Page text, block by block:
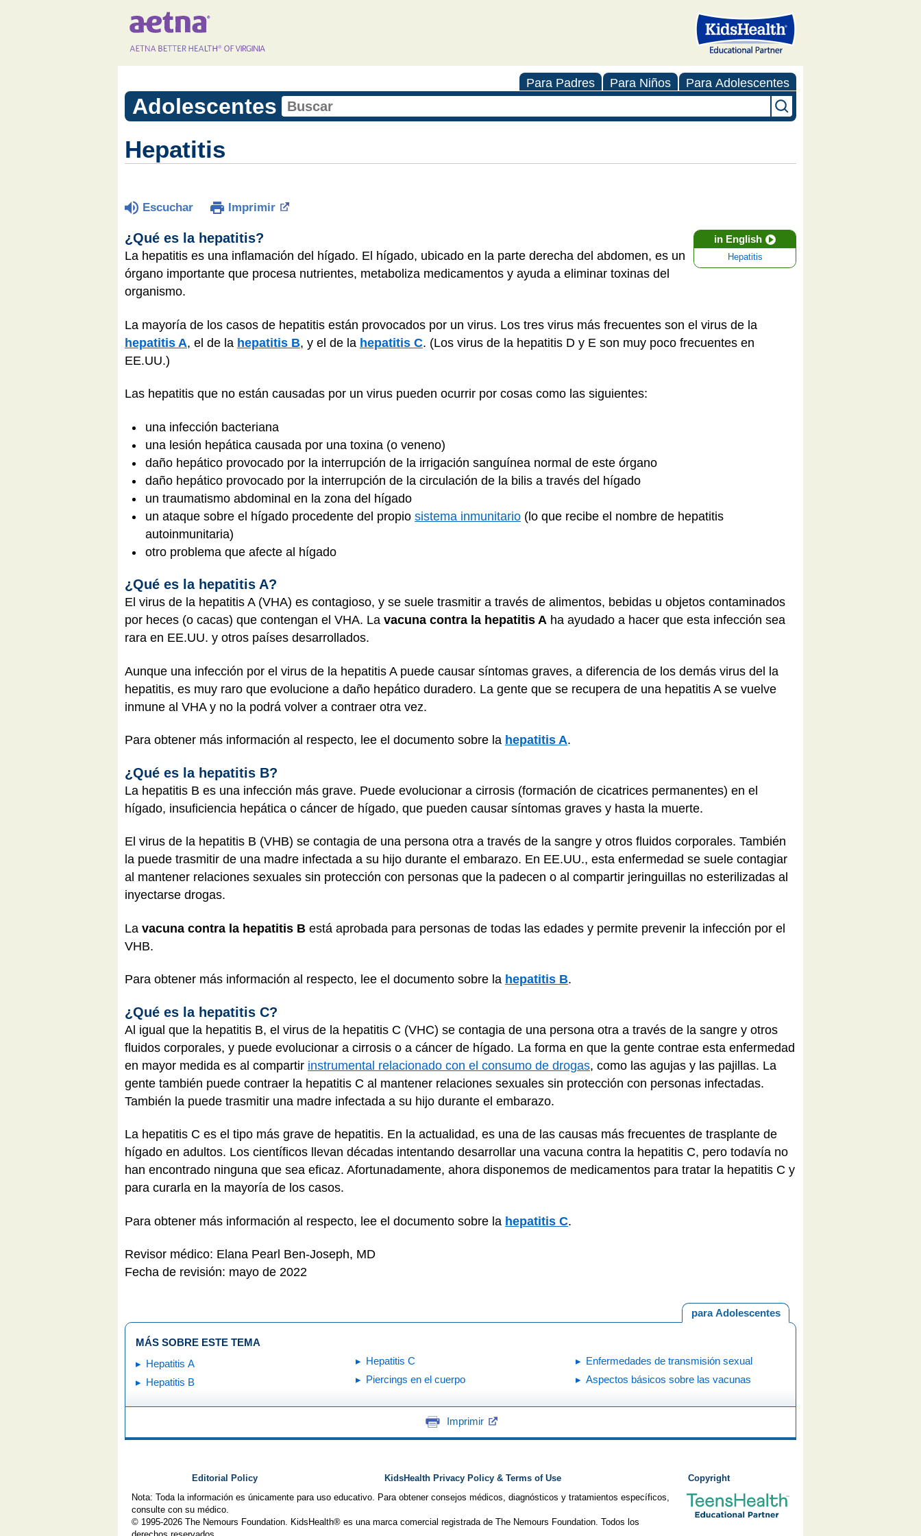
Para Padres Para Niños Para Adolescentes
Adolescentes
Hepatitis
Escuchar Imprimir
in English
Hepatitis
¿Qué es la hepatitis?
La hepatitis es una inflamación del hígado. El hígado, ubicado en la parte derecha del abdomen, es un
órgano importante que procesa nutrientes, metaboliza medicamentos y ayuda a eliminar toxinas del
organismo.
La mayoría de los casos de hepatitis están provocados por un virus. Los tres virus más frecuentes son el virus de la
hepatitis A, el de la hepatitis B, y el de la hepatitis C. (Los virus de la hepatitis D y E son muy poco frecuentes en
EE.UU.)
Las hepatitis que no están causadas por un virus pueden ocurrir por cosas como las siguientes:
una infección bacteriana
una lesión hepática causada por una toxina (o veneno)
daño hepático provocado por la interrupción de la irrigación sanguínea normal de este órgano
daño hepático provocado por la interrupción de la circulación de la bilis a través del hígado
un traumatismo abdominal en la zona del hígado
un ataque sobre el hígado procedente del propio sistema inmunitario (lo que recibe el nombre de hepatitis
autoinmunitaria)
otro problema que afecte al hígado
¿Qué es la hepatitis A?
El virus de la hepatitis A (VHA) es contagioso, y se suele trasmitir a través de alimentos, bebidas u objetos contaminados
por heces (o cacas) que contengan el VHA. La vacuna contra la hepatitis A ha ayudado a hacer que esta infección sea
rara en EE.UU. y otros países desarrollados.
Aunque una infección por el virus de la hepatitis A puede causar síntomas graves, a diferencia de los demás virus del la
hepatitis, es muy raro que evolucione a daño hepático duradero. La gente que se recupera de una hepatitis A se vuelve
inmune al VHA y no la podrá volver a contraer otra vez.
Para obtener más información al respecto, lee el documento sobre la hepatitis A.
¿Qué es la hepatitis B?
La hepatitis B es una infección más grave. Puede evolucionar a cirrosis (formación de cicatrices permanentes) en el
hígado, insuficiencia hepática o cáncer de hígado, que pueden causar síntomas graves y hasta la muerte.
El virus de la hepatitis B (VHB) se contagia de una persona otra a través de la sangre y otros fluidos corporales. También
la puede trasmitir de una madre infectada a su hijo durante el embarazo. En EE.UU., esta enfermedad se suele contagiar
al mantener relaciones sexuales sin protección con personas que la padecen o al compartir jeringuillas no esterilizadas al
inyectarse drogas.
La vacuna contra la hepatitis B está aprobada para personas de todas las edades y permite prevenir la infección por el
VHB.
Para obtener más información al respecto, lee el documento sobre la hepatitis B.
¿Qué es la hepatitis C?
Al igual que la hepatitis B, el virus de la hepatitis C (VHC) se contagia de una persona otra a través de la sangre y otros
fluidos corporales, y puede evolucionar a cirrosis o a cáncer de hígado. La forma en que la gente contrae esta enfermedad
en mayor medida es al compartir instrumental relacionado con el consumo de drogas, como las agujas y las pajillas. La
gente también puede contraer la hepatitis C al mantener relaciones sexuales sin protección con personas infectadas.
También la puede trasmitir una madre infectada a su hijo durante el embarazo.
La hepatitis C es el tipo más grave de hepatitis. En la actualidad, es una de las causas más frecuentes de trasplante de
hígado en adultos. Los científicos llevan décadas intentando desarrollar una vacuna contra la hepatitis C, pero todavía no
han encontrado ninguna que sea eficaz. Afortunadamente, ahora disponemos de medicamentos para tratar la hepatitis C y
para curarla en la mayoría de los casos.
Para obtener más información al respecto, lee el documento sobre la hepatitis C.
Revisor médico: Elana Pearl Ben-Joseph, MD
Fecha de revisión: mayo de 2022
para Adolescentes
MÁS SOBRE ESTE TEMA
Hepatitis A
Hepatitis B
Hepatitis C
Piercings en el cuerpo
Enfermedades de transmisión sexual
Aspectos básicos sobre las vacunas
Imprimir
Editorial Policy KidsHealth Privacy Policy & Terms of Use
Copyright
Nota: Toda la información es únicamente para uso educativo. Para obtener consejos médicos, diagnósticos y tratamientos específicos,
consulte con su médico.
© 1995-2026 The Nemours Foundation. KidsHealth® es una marca comercial registrada de The Nemours Foundation. Todos los